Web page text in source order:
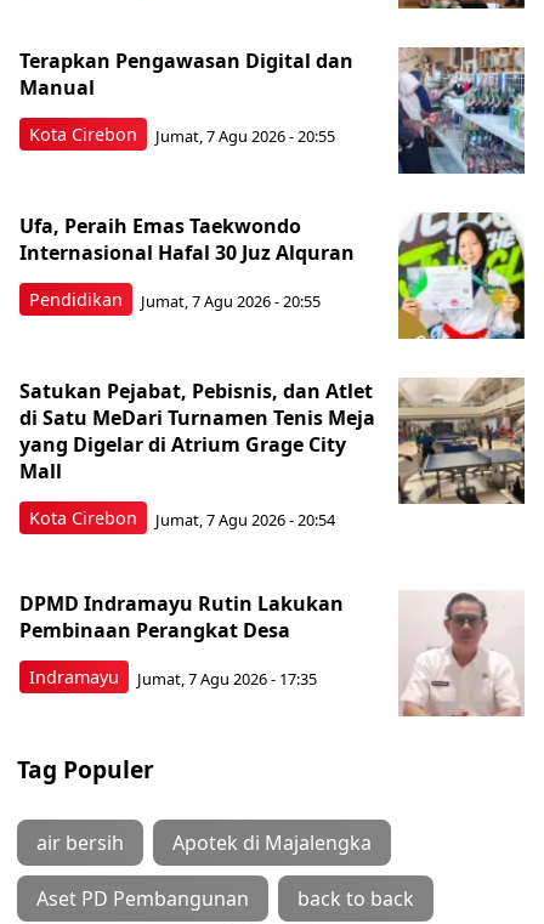
Kota Cirebon
Terapkan Pengawasan Digital dan
Manual
Jumat, 7 Agu 2026 - 20:55
Pendidikan
Ufa, Peraih Emas Taekwondo
Internasional Hafal 30 Juz Alquran
Jumat, 7 Agu 2026 - 20:55
Kota Cirebon
Satukan Pejabat, Pebisnis, dan Atlet
di Satu MeDari Turnamen Tenis Meja
yang Digelar di Atrium Grage City
Mall
Jumat, 7 Agu 2026 - 20:54
Indramayu
DPMD Indramayu Rutin Lakukan
Pembinaan Perangkat Desa
Jumat, 7 Agu 2026 - 17:35
Tag Populer
air bersih Apotek di Majalengka
Aset PD Pembangunan back to back